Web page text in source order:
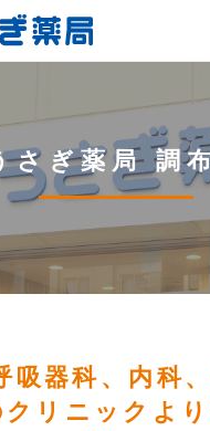
さぎ薬局 調
吸器科、内科
クリニックよ